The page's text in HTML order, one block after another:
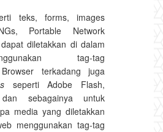
teks, forms, images
Portable Network
diletakkan di dalam
tag-tag
Browser terkadang juga
seperti Adobe Flash,
sebagainya untuk
media yang diletakkan
menggunakan tag-tag